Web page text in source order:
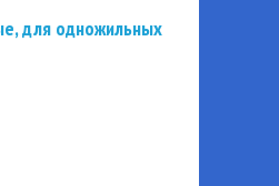
для одножильных